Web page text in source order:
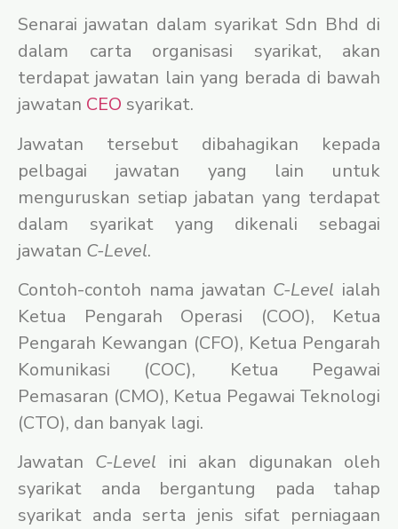
Senarai jawatan dalam syarikat Sdn Bhd di
dalam carta organisasi syarikat, akan
terdapat jawatan lain yang berada di bawah
jawatan CEO syarikat.
Jawatan tersebut dibahagikan kepada
pelbagai jawatan yang lain untuk
menguruskan setiap jabatan yang terdapat
dalam syarikat yang dikenali sebagai
jawatan C-Level.
Contoh-contoh nama jawatan C-Level ialah
Ketua Pengarah Operasi (COO), Ketua
Pengarah Kewangan (CFO), Ketua Pengarah
Komunikasi (COC), Ketua Pegawai
Pemasaran (CMO), Ketua Pegawai Teknologi
(CTO), dan banyak lagi.
Jawatan C-Level ini akan digunakan oleh
syarikat anda bergantung pada tahap
syarikat anda serta jenis sifat perniagaan